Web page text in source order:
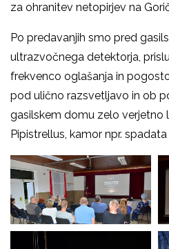
za ohranitev netopirjev na
Po predavanjih smo pred
ultrazvočnega detektorja,
frekvenco oglašanja in
pod ulično razsvetljavo in ob
gasilskem domu zelo verjetno
Pipistrellus, kamor npr.